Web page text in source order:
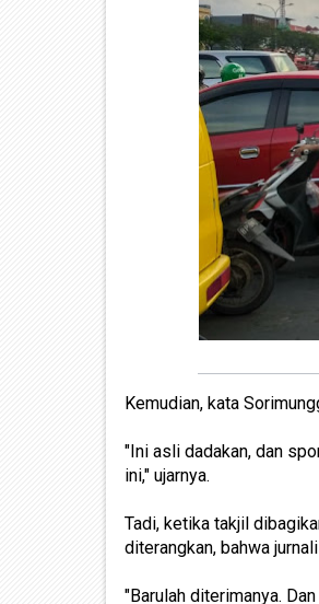
Kemudian, kata
"Ini asli dadakan, dan
ini," ujarnya.
Tadi, ketika takjil
diterangkan, bahwa
"Barulah diterimanya.